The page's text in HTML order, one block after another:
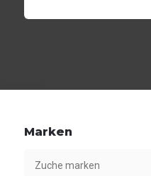
Marken